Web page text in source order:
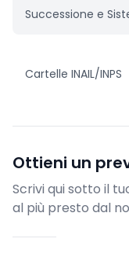
Successione e
Cartelle INAIL/INPS
Ottieni un
Scrivi qui sotto il
al più presto dal